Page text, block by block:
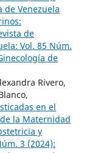
de Venezuela
de
Vol. 85 Núm.
de
Rivero,
en el
la Maternidad
y
3 (2024):